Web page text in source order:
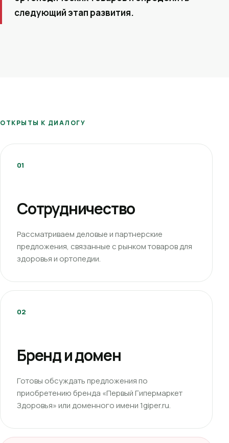
следующий этап развития.
ОТКРЫТЫ К ДИАЛОГУ
01
Сотрудничество
Рассматриваем деловые и партнерские
предложения, связанные с рынком товаров для
здоровья и ортопедии.
02
Бренд и домен
Готовы обсуждать предложения по
приобретению бренда «Первый Гипермаркет
Здоровья» или доменного имени 1giper.ru.